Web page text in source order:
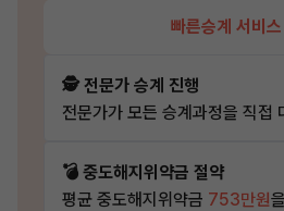
빠른승계 서비
🕵️ 전문가 승계 진행
전문가가 모든 승계과정을 직접
💣 중도해지위약금 절약
평균 중도해지위약금 753만원